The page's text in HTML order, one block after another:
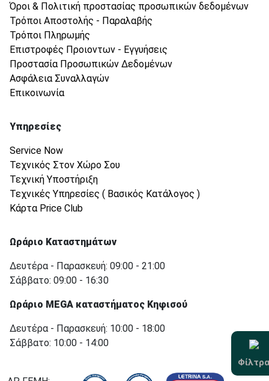
Φίλτρα
Όροι & Πολιτική προστασίας προσωπικών δεδομένων
Τρόποι Αποστολής - Παραλαβής
Τρόποι Πληρωμής
Επιστροφές Προιοντων - Εγγυήσεις
Προστασία Προσωπικών Δεδομένων
Ασφάλεια Συναλλαγών
Επικοινωνία
Υπηρεσίες
Service Now
Τεχνικός Στον Χώρο Σου
Τεχνική Υποστήριξη
Τεχνικές Υπηρεσίες ( Βασικός Κατάλογος )
Κάρτα Price Club
Ωράριο Καταστημάτων
Δευτέρα - Παρασκευή: 09:00 - 21:00
Σάββατο: 09:00 - 16:30
Ωράριο MEGA καταστήματος Κηφισού
Δευτέρα - Παρασκευή: 10:00 - 18:00
Σάββατο: 10:00 - 14:00